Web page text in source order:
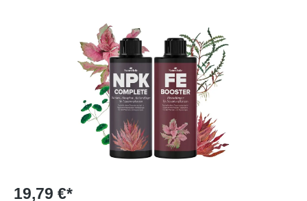
Bildergalerie überspringen
19,79 €*